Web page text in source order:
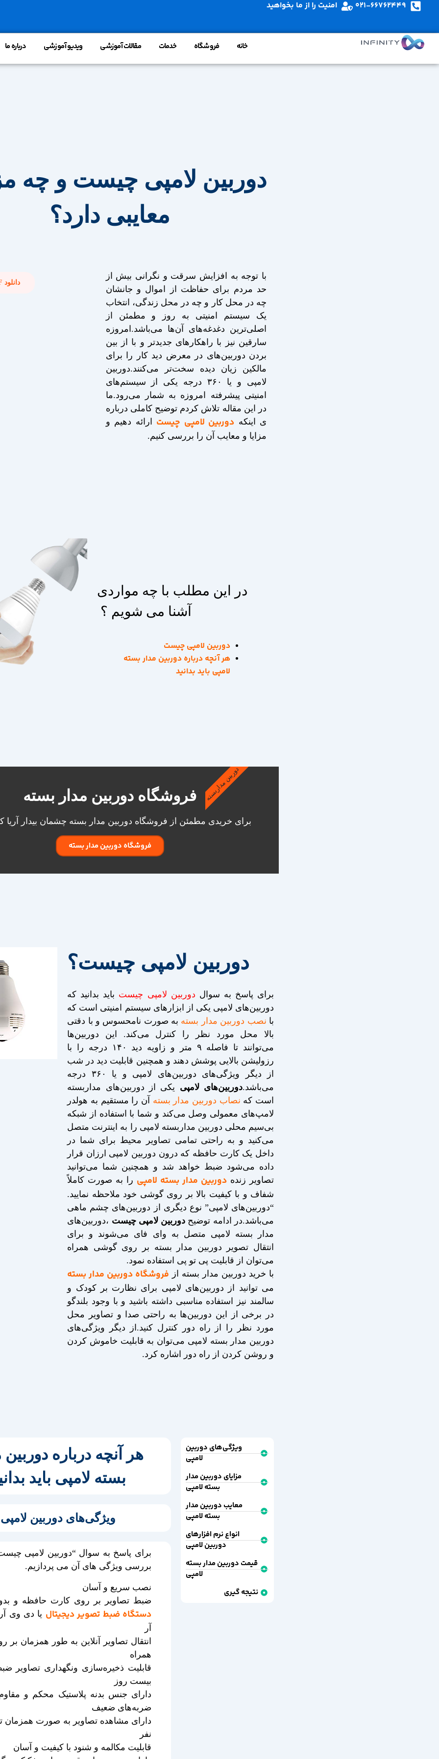
021-66762449 امنیت را از ما بخواهید
خانه فروشگاه خدمات مقالات آموزشی ویدیو آموزشی درباره ما
دوربین لامپی چیست و چه
معایبی دارد؟
با توجه به افزایش سرقت و نگرانی بیش از
حد مردم برای حفاظت از اموال و جانشان
چه در محل کار و چه در محل زندگی، انتخاب
یک سیستم امنیتی به روز و مطمئن از
اصلی‌ترین دغدغه‌های آن‌ها می‌باشد.امروزه
سارقین نیز با راهکار‌های جدیدتر و با از بین
بردن دوربین‌های در معرض دید کار را برای
مالکین زیان دیده سخت‌تر می‌کنند.دوربین‌
لامپی و یا ۳۶۰ درجه یکی از سیستم‌های
امنیتی پیشرفته امروزه به شمار می‌رود.ما
در این مقاله تلاش کردم توضیح کاملی درباره
ی اینکه دوربین لامپی چیست ارائه دهیم و
مزایا و معایب آن را بررسی کنیم.
دانلود PDF این مقاله
در این مطلب با چه مواردی
آشنا می شویم ؟
دوربین لامپی چیست
هر آنچه درباره دوربین مدار بسته
لامپی باید بدانید
فروشگاه دوربین مدار بسته
برای خریدی مطمئن از فروشگاه دوربین مدار بسته چشمان بیدار آریا
فروشگاه دوربین مدار بسته
دوربین مداربسته
دوربین لامپی چیست؟
برای پاسخ به سوال دوربین لامپی چیست باید بدانید که
دوربین‌های لامپی یکی از ابزار‌های سیستم امنیتی است که
با نصب دوربین مدار بسته به صورت نامحسوس و با دقتی
بالا محل مورد نظر را کنترل می‌کند. این دوربین‌ها
می‌توانند تا فاصله ۹ متر و زاویه دید ۱۴۰ درجه را با
رزولیشن بالایی پوشش دهند و همچنین قابلیت دید در شب
از دیگر ویژگی‌های دوربین‌های لامپی و یا ۳۶۰ درجه
می‌باشد.دوربین‌های لامپی یکی از دوربین‌های مداربسته
است که نصاب دوربین مدار بسته آن را مستقیم به هولدر
لامپ‌های معمولی وصل می‌کند و شما با استفاده از شبکه
بی‌سیم محلی دوربین مداربسته لامپی را به اینترنت متصل
می‌کنید و به راحتی تمامی تصاویر محیط برای شما در
داخل یک کارت حافظه که درون دوربین لامپی ارزان قرار
داده می‌شود ضبط خواهد شد و همچنین شما می‌توانید
تصاویر زنده دوربین مدار بسته لامپی را به صورت کاملاً
شفاف و با کیفیت بالا بر روی گوشی خود ملاحظه نمایید.
“دوربین‌های لامپی” نوع دیگری از دوربین‌های چشم ماهی
می‌باشد.در ادامه توضیح دوربین لامپی چیست ،دوربین‌های
مدار بسته لامپی متصل به وای فای می‌شوند و برای
انتقال تصویر دوربین مدار بسته بر روی گوشی همراه
می‌توان از قابلیت پی تو پی استفاده نمود.
با خرید دوربین مدار بسته از فروشگاه دوربین مدار بسته
می توانید از دوربین‌های لامپی برای نظارت بر کودک و
سالمند نیز استفاده مناسبی داشته باشید و با وجود بلندگو
در برخی از این دوربین‌ها به راحتی صدا و تصاویر محل
مورد نظر را از راه دور کنترل کنید.از دیگر ویژگی‌های
دوربین مدار بسته لامپی می‌توان به قابلیت خاموش کردن
و روشن کردن از راه دور اشاره کرد.
ویژگی‌های دوربین
لامپی
مزایای دوربین مدار
بسته لامپی
معایب دوربین مدار
بسته لامپی
انواع نرم افزارهای
دوربین لامپی
قیمت دوربین مدار بسته
لامپی
نتیجه گیری
هر آنچه درباره دوربین
بسته لامپی باید
ویژگی‌های دوربین لامپی
برای پاسخ به سوال “دوربین لامپی
بررسی ویژگی های آن می پردازیم.
نصب سریع و آسان
ضبط تصاویر بر روی کارت حافظه و
دستگاه ضبط تصویر دیجیتال یا دی وی
آر
انتقال تصاویر آنلاین به طور همزمان
همراه
قابلیت ذخیره‌سازی ونگهداری تصاویر
بیست روز
دارای جنس بدنه پلاستیک محکم و مقاوم
ضربه‌های ضعیف
دارای مشاهده تصاویر به صورت همزمان
نفر
قابلیت مکالمه و شنود با کیفیت و آسان